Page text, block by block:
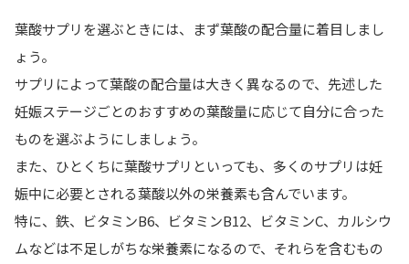
葉酸サプリを選ぶときには、まず葉酸の配合量に着目しまし
ょう。
サプリによって葉酸の配合量は大きく異なるので、先述した
妊娠ステージごとのおすすめの葉酸量に応じて自分に合った
ものを選ぶようにしましょう。
また、ひとくちに葉酸サプリといっても、多くのサプリは妊
娠中に必要とされる葉酸以外の栄養素も含んでいます。
特に、 鉄、ビタミンB6、ビタミンB12、ビタミンC、カルシウ
ムなどは不足しがちな栄養素になるので、それらを含むもの